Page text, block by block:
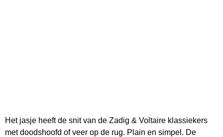
Het jasje heeft de snit van de Zadig & Voltaire klassiekers
met doodshoofd of veer op de rug. Plain en simpel. De